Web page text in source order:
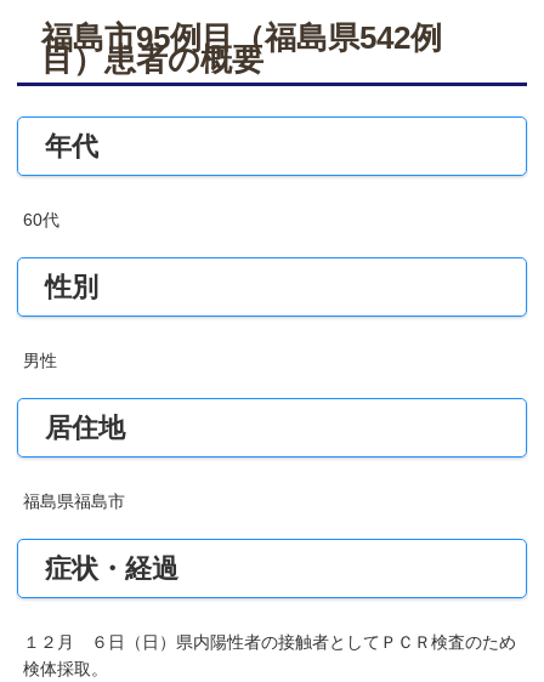
福島市95例目（福島県542例
目）患者の概要
年代
60代
性別
男性
居住地
福島県福島市
症状・経過
１２月 ６日（日）県内陽性者の接触者としてＰＣＲ検査のため
検体採取。